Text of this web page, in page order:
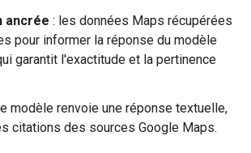
ancrée : les données Maps récupérées
pour informer la réponse du modèle
garantit l'exactitude et la pertinence
modèle renvoie une réponse textuelle,
citations des sources Google Maps.